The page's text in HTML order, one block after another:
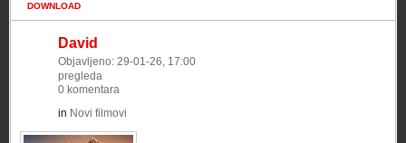
DOWNLOAD
David
Objavljeno: 29-01-26, 17:00
pregleda
0 komentara
in Novi filmovi